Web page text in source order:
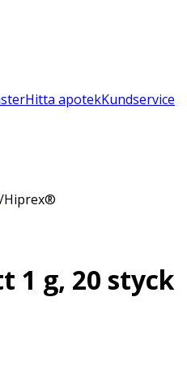
Hitta apotekKundservice
/Hiprex®
1 g, 20 styck